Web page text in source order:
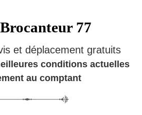
77
et déplacement gratuits
conditions actuelles
au comptant